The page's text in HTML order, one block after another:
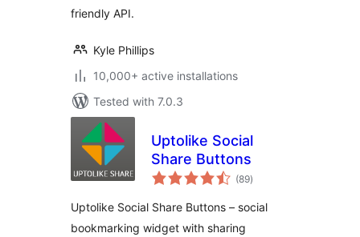
friendly API.
Kyle Phillips
10,000+ active installations
Tested with 7.0.3
Uptolike Social
Share Buttons
(89total
ratings
)
Uptolike Social Share Buttons – social
bookmarking widget with sharing